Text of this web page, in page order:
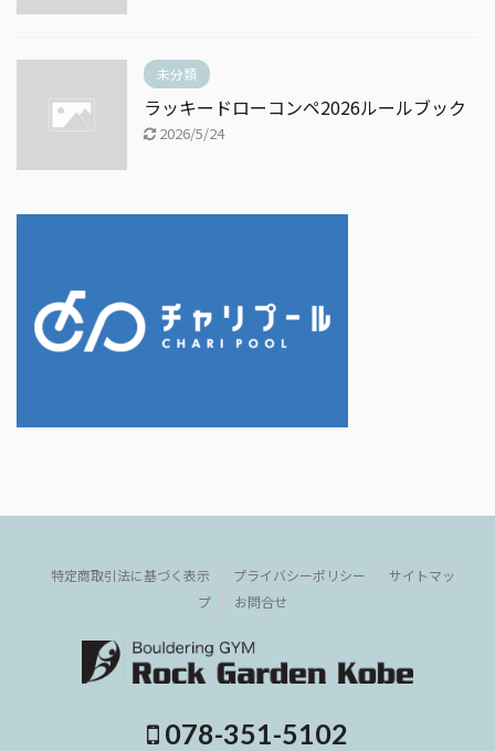
未分類
ラッキードローコンペ2026ルールブック
2026/5/24
特定商取引法に基づく表示 プライバシーポリシー
サイトマッ
プ
お問合せ
078-351-5102